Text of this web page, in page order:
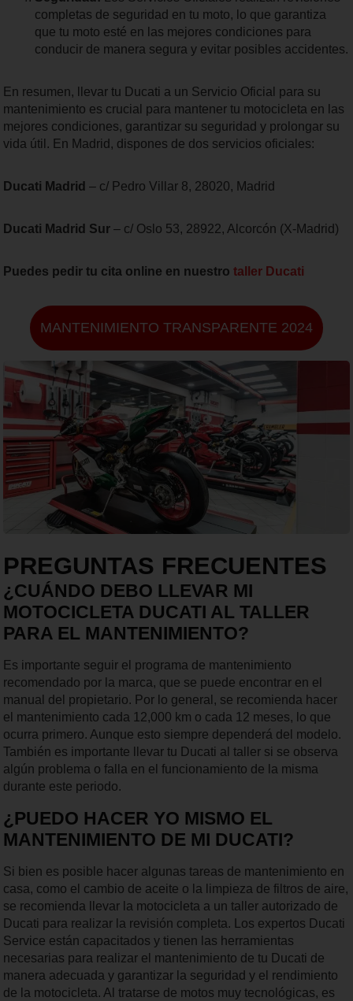
completas de seguridad en tu moto, lo que garantiza
que tu moto esté en las mejores condiciones para
conducir de manera segura y evitar posibles accidentes.
En resumen, llevar tu Ducati a un Servicio Oficial para su
mantenimiento es crucial para mantener tu motocicleta en las
mejores condiciones, garantizar su seguridad y prolongar su
vida útil. En Madrid, dispones de dos servicios oficiales:
Ducati Madrid – c/ Pedro Villar 8, 28020, Madrid
Ducati Madrid Sur – c/ Oslo 53, 28922, Alcorcón (X-Madrid)
Puedes pedir tu cita online en nuestrotaller Ducati
MANTENIMIENTO TRANSPARENTE 2024
PREGUNTAS FRECUENTES
¿CUÁNDO DEBO LLEVAR MI
MOTOCICLETA DUCATI AL TALLER
PARA EL MANTENIMIENTO?
Es importante seguir el programa de mantenimiento
recomendado por la marca, que se puede encontrar en el
manual del propietario. Por lo general, se recomienda hacer
el mantenimiento cada 12,000 km o cada 12 meses, lo que
ocurra primero. Aunque esto siempre dependerá del modelo.
También es importante llevar tu Ducati al taller si se observa
algún problema o falla en el funcionamiento de la misma
durante este periodo.
¿PUEDO HACER YO MISMO EL
MANTENIMIENTO DE MI DUCATI?
Si bien es posible hacer algunas tareas de mantenimiento en
casa, como el cambio de aceite o la limpieza de filtros de aire,
se recomienda llevar la motocicleta a un taller autorizado de
Ducati para realizar la revisión completa. Los expertos Ducati
Service están capacitados y tienen las herramientas
necesarias para realizar el mantenimiento de tu Ducati de
manera adecuada y garantizar la seguridad y el rendimiento
de la motocicleta. Al tratarse de motos muy tecnológicas, es